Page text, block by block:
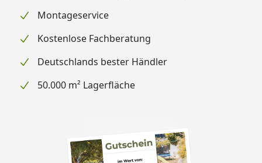
Montageservice
Kostenlose Fachberatung
Deutschlands bester Händler
50.000 m² Lagerfläche